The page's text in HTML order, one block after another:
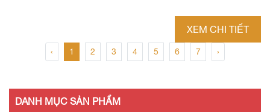
XEM CHI TIẾT
‹ 1 2 3 4 5 6 7 ›
DANH MỤC SẢN PHẨM